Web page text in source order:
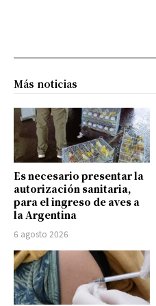
Más noticias
Es necesario presentar la
autorización sanitaria,
para el ingreso de aves a
la Argentina
6 agosto 2026